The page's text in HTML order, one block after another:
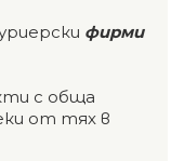
фирми
с обща
от тях в